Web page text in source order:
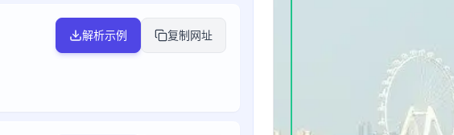
解析示例 复制网址